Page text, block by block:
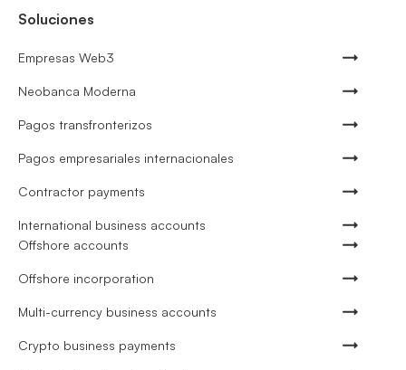
Soluciones
Empresas Web3
Neobanca Moderna
Pagos transfronterizos
Pagos empresariales internacionales
Contractor payments
International business accounts
Offshore accounts
Offshore incorporation
Multi-currency business accounts
Crypto business payments